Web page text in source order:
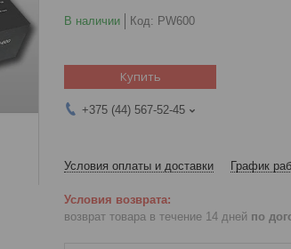
В наличии Код: PW600
Купить
+375 (44) 567-52-45
Условия оплаты и доставки График
возврат товара в течение 14 дней по